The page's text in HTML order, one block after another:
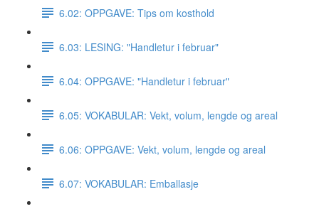
6.02: OPPGAVE: Tips om kosthold
6.03: LESING: "Handletur i februar"
6.04: OPPGAVE: "Handletur i februar"
6.05: VOKABULAR: Vekt, volum, lengde og areal
6.06: OPPGAVE: Vekt, volum, lengde og areal
6.07: VOKABULAR: Emballasje